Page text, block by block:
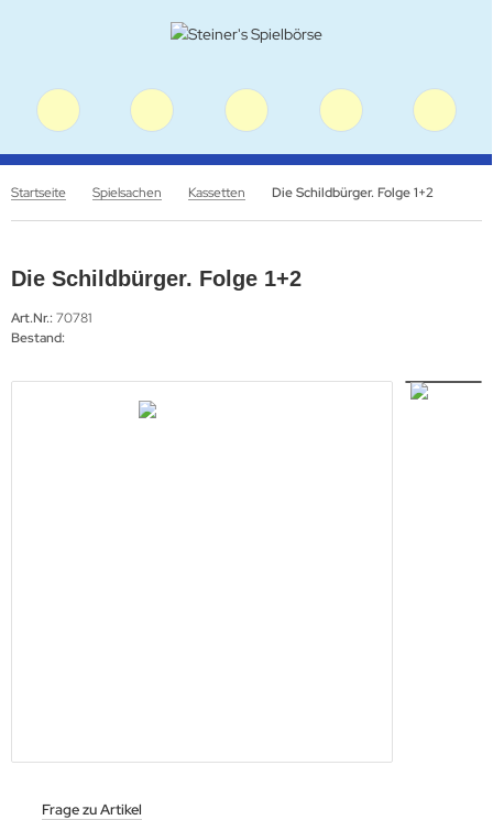
Startseite Spielsachen Kassetten Die Schildbürger. Folge 1+2
Die Schildbürger. Folge 1+2
Art.Nr.: 70781
Bestand:
Frage zu Artikel